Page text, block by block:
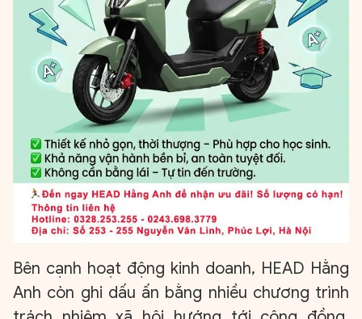
Bên cạnh hoạt động kinh doanh, HEAD Hằng
Anh còn ghi dấu ấn bằng nhiều chương trình